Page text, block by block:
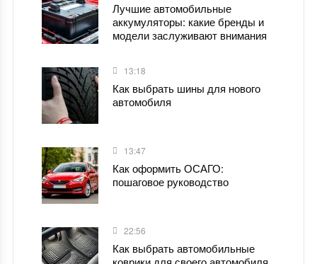
Лучшие автомобильные
аккумуляторы: какие бренды и
модели заслуживают внимания
13:18
Как выбрать шины для нового
автомобиля
13:47
Как оформить ОСАГО:
пошаговое руководство
22:56
Как выбрать автомобильные